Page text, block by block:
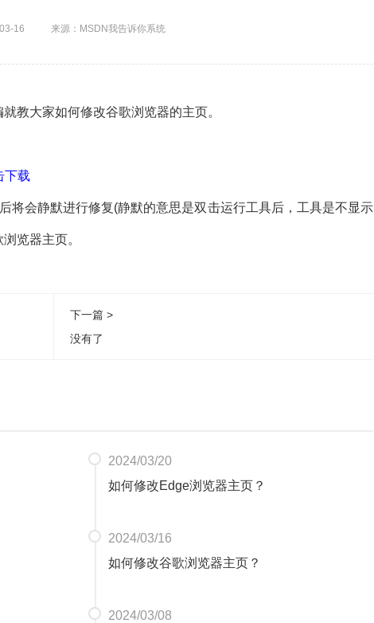
16 来源：MSDN我告诉你系统
教大家如何修改谷歌浏览器的主页。
下载
将会静默进行修复(静默的意思是双击运行工具后，工具是不显示
览器主页。
下一篇 >
没有了
2024/03/20
如何修改Edge浏览器主页？
2024/03/16
如何修改谷歌浏览器主页？
2024/03/08